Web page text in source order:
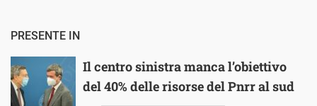
PRESENTE IN
Il centro sinistra manca l’obiettivo
del 40% delle risorse del Pnrr al sud